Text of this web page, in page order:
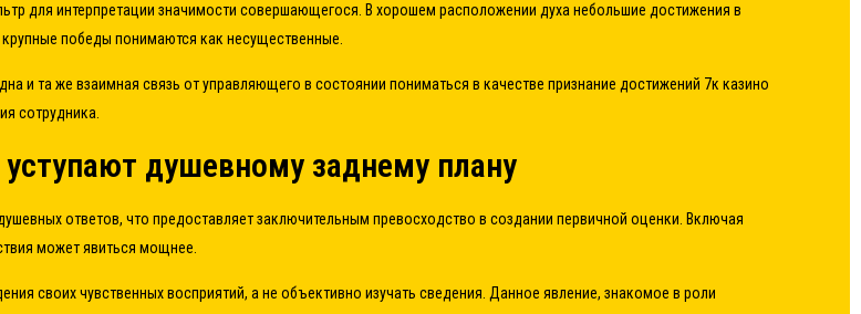
для интерпретации значимости совершающегося. В хорошем расположении духа небольшие достижения в
победы понимаются как несущественные.
и та же взаимная связь от управляющего в состоянии пониматься в качестве признание достижений 7к казино
сотрудника.
душевному заднему плану
ответов, что предоставляет заключительным превосходство в создании первичной оценки. Включая
может явиться мощнее.
своих чувственных восприятий, а не объективно изучать сведения. Данное явление, знакомое в роли